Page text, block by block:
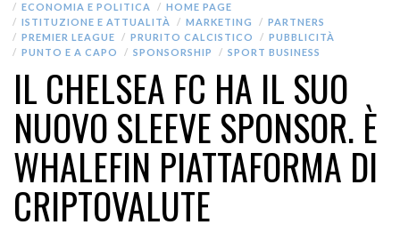
ECONOMIA E POLITICA
HOME PAGE
ISTITUZIONE E ATTUALITÀ
MARKETING
PARTNERS
PREMIER LEAGUE
PRURITO CALCISTICO
PUBBLICITÀ
PUNTO E A CAPO
SPONSORSHIP SPORT BUSINESS
IL CHELSEA FC HA IL SUO
NUOVO SLEEVE SPONSOR. È
WHALEFIN PIATTAFORMA DI
CRIPTOVALUTE